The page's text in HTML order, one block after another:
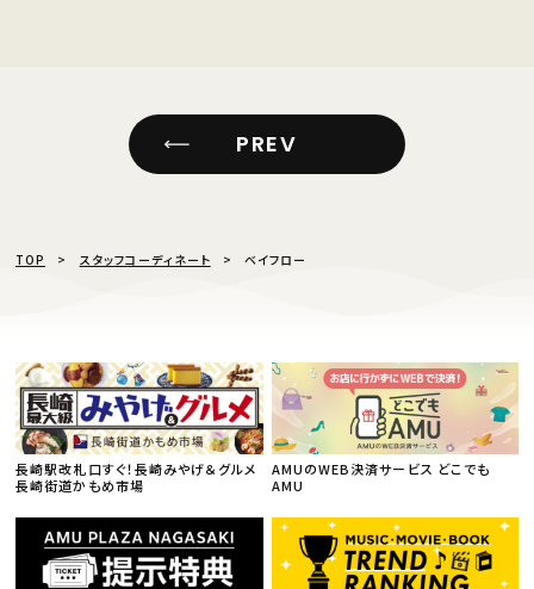
PREV
TOP スタッフコーディネート ベイフロー
長崎駅改札口すぐ！長崎みやげ＆グルメ
長崎街道かもめ市場
AMUのWEB決済サービス どこでも
AMU